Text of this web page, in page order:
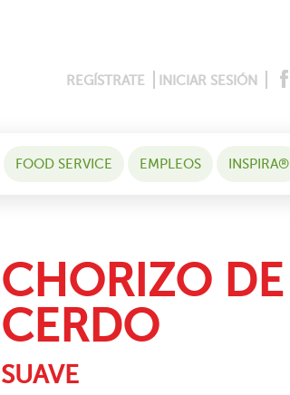
REGÍSTRATE INICIAR SESIÓN
FOOD SERVICE EMPLEOS INSPIRA®
CHORIZO DE
CERDO
SUAVE